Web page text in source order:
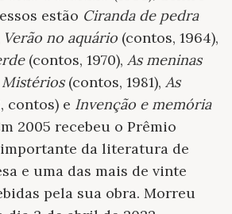
estão Ciranda de pedra
Verão no aquário (contos, 1964),
(contos, 1970), As meninas
Mistérios(contos, 1981), As
contos) e Invenção e memória
2005 recebeu o Prêmio
importante da literatura de
e uma das mais de vinte
pela sua obra. Morreu